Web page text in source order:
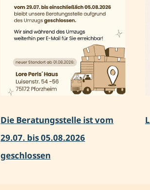
Die Beratungsstelle ist vom
29.07. bis 05.08.2026
geschlossen